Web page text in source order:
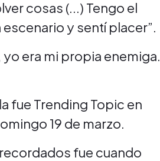
cosas (...) Tengo el
y sentí placer”.
era mi propia enemiga.
fue Trending Topic en
19 de marzo.
fue cuando